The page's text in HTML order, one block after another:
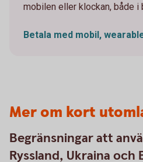
mobilen eller klockan, både i
Betala med mobil,
Mer om kort
Begränsningar att
Ryssland, Ukraina och